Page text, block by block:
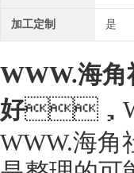
加工定制 是
WWW.海角
好，
WWW.海角